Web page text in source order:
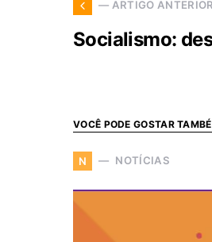
— ARTIGO ANTERIOR
Socialismo:
VOCÊ PODE GOSTAR
N NOTÍCIAS